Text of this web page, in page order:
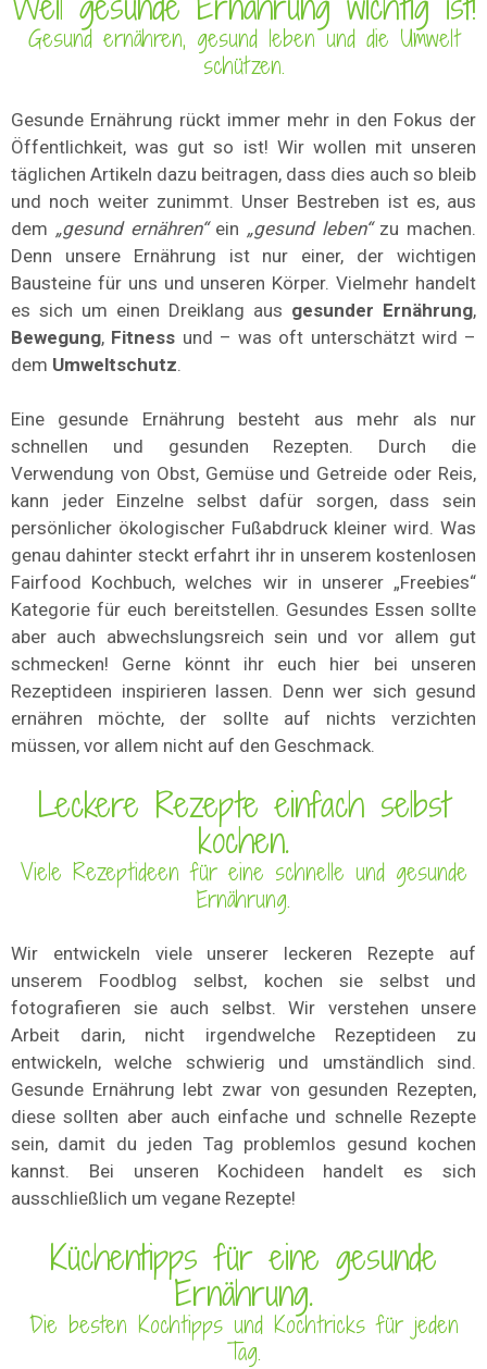
Gesund ernähren, gesund leben und die Umwelt
schützen.
Gesunde Ernährung rückt immer mehr in den Fokus der
Öffentlichkeit, was gut so ist! Wir wollen mit unseren
täglichen Artikeln dazu beitragen, dass dies auch so bleib
und noch weiter zunimmt. Unser Bestreben ist es, aus
dem „gesund ernähren“ein „gesund leben“zu machen.
Denn unsere Ernährung ist nur einer, der wichtigen
Bausteine für uns und unseren Körper. Vielmehr handelt
es sich um einen Dreiklang aus gesunder Ernährung,
Bewegung, Fitness und – was oft unterschätzt wird –
dem Umweltschutz.
Eine gesunde Ernährung besteht aus mehr als nur
schnellen und gesunden Rezepten. Durch die
Verwendung von Obst, Gemüse und Getreide oder Reis,
kann jeder Einzelne selbst dafür sorgen, dass sein
persönlicher ökologischer Fußabdruck kleiner wird. Was
genau dahinter steckt erfahrt ihr in unserem kostenlosen
Fairfood Kochbuch, welches wir in unserer „Freebies“
Kategorie für euch bereitstellen. Gesundes Essen sollte
aber auch abwechslungsreich sein und vor allem gut
schmecken! Gerne könnt ihr euch hier bei unseren
Rezeptideen inspirieren lassen. Denn wer sich gesund
ernähren möchte, der sollte auf nichts verzichten
müssen, vor allem nicht auf den Geschmack.
Leckere Rezepte einfach selbst
kochen.
Viele Rezeptideen für eine schnelle und gesunde
Ernährung.
Wir entwickeln viele unserer leckeren Rezepte auf
unserem Foodblog selbst, kochen sie selbst und
fotografieren sie auch selbst. Wir verstehen unsere
Arbeit darin, nicht irgendwelche Rezeptideen zu
entwickeln, welche schwierig und umständlich sind.
Gesunde Ernährung lebt zwar von gesunden Rezepten,
diese sollten aber auch einfache und schnelle Rezepte
sein, damit du jeden Tag problemlos gesund kochen
kannst. Bei unseren Kochideen handelt es sich
ausschließlich um vegane Rezepte!
Küchentipps für eine gesunde
Ernährung.
Die besten Kochtipps und Kochtricks für jeden
Tag.